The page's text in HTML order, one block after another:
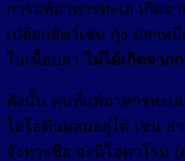
การแพ้อาหารทะเล เกิดจ
เปลือกสัตว์เช่น กุ้ง ปลาห
ในเนื้อปลา ไม่ได้เกิดจาก
ดังนั้น คนที่แพ้อาหารทะเ
ไอโอดีนผสมอยู่ได้ เช่น ย
จังหวะชื่อ อะมิโอดาโรน